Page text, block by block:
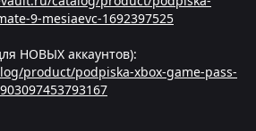
9-mesiaevc-1692397525
НОВЫХ аккаунтов):
product/podpiska-xbox-game-pass-